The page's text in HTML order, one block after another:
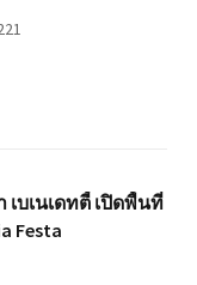
บเนเดทตี้ เปิดพื้นที่
Festa